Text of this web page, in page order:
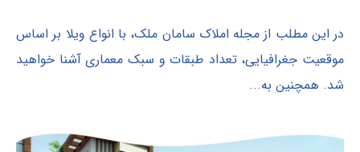
در این مطلب از مجله املاک سامان ملک، با انواع ویلا بر اساس
موقعیت جغرافیایی، تعداد طبقات و سبک معماری آشنا خواهید
شد. همچنین به...